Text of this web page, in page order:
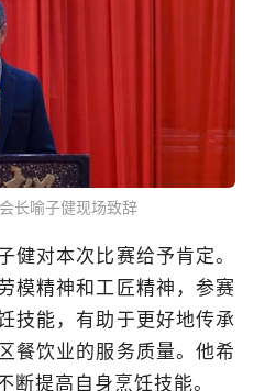
长喻子健现场致辞
健对本次比赛给予肯定。
模精神和工匠精神，参赛
技能，有助于更好地传承
餐饮业的服务质量。他希
断提高自身烹饪技能。